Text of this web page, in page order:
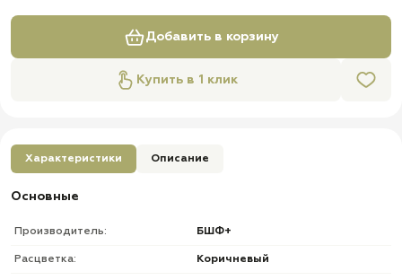
Добавить в корзину
Купить в 1 клик
Характеристики Описание
Основные
Производитель: БШФ+
Расцветка: Коричневый